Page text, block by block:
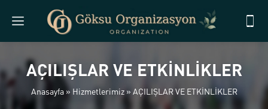
AÇILIŞLAR VE ETKİNLİKLER
Anasayfa» Hizmetlerimiz» AÇILIŞLAR VE ETKİNLİKLER